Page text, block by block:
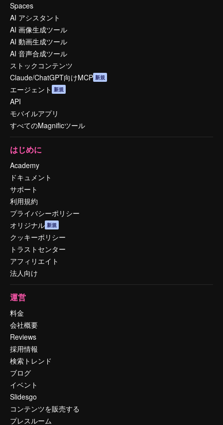
Spaces
AI アシスタント
AI 画像生成ツール
AI 動画生成ツール
AI 音声合成ツール
ストックコンテンツ
Claude/ChatGPT向けMCP 新規
エージェント 新規
API
モバイルアプリ
すべてのMagnificツール
はじめに
Academy
ドキュメント
サポート
利用規約
プライバシーポリシー
オリジナル 新規
クッキーポリシー
トラストセンター
アフィリエイト
法人向け
運営
料金
会社概要
Reviews
採用情報
検索トレンド
ブログ
イベント
Slidesgo
コンテンツを販売する
プレスルーム